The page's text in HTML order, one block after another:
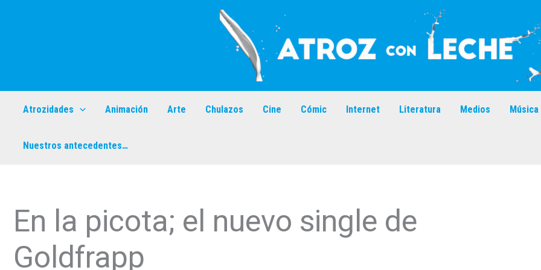
Atrozidades Animación Arte Chulazos Cine Cómic Internet Literatura Medios Música
Nuestros antecedentes…
En la picota; el nuevo single de
Goldfrapp